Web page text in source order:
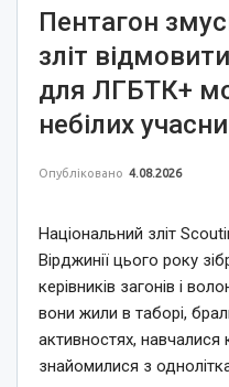
Пентагон
зліт
для ЛГБТК+
небілих
Опубліковано 4.08.2026
Національний зліт
Вірджинії цього року
керівників загонів і
вони жили в таборі,
активностях,
знайомилися з